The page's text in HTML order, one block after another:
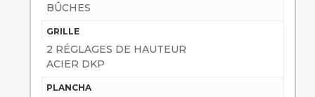
BÛCHES
GRILLE
2 RÉGLAGES DE HAUTEUR
ACIER DKP
PLANCHA